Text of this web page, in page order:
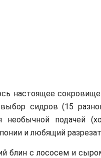
настоящее
сидров (15
необычной подачей
и любящий
блин с лососем и